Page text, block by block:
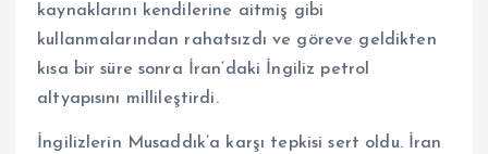
kaynaklarını kendilerine aitmiş gibi
kullanmalarından rahatsızdı ve göreve geldikten
kısa bir süre sonra İran’daki İngiliz petrol
altyapısını millileştirdi.
İngilizlerin Musaddık’a karşı tepkisi sert oldu. İran